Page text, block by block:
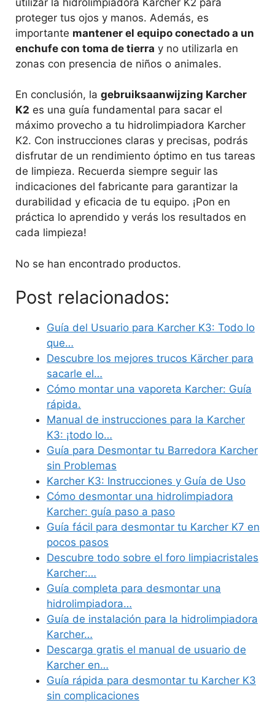
proteger tus ojos y manos. Además, es
importante mantener el equipo conectado a un
enchufe con toma de tierra y no utilizarla en
zonas con presencia de niños o animales.
En conclusión, la gebruiksaanwijzing Karcher
K2 es una guía fundamental para sacar el
máximo provecho a tu hidrolimpiadora Karcher
K2. Con instrucciones claras y precisas, podrás
disfrutar de un rendimiento óptimo en tus tareas
de limpieza. Recuerda siempre seguir las
indicaciones del fabricante para garantizar la
durabilidad y eficacia de tu equipo. ¡Pon en
práctica lo aprendido y verás los resultados en
cada limpieza!
No se han encontrado productos.
Post relacionados:
Guía del Usuario para Karcher K3: Todo lo
que…
Descubre los mejores trucos Kärcher para
sacarle el…
Cómo montar una vaporeta Karcher: Guía
rápida.
Manual de instrucciones para la Karcher
K3: ¡todo lo…
Guía para Desmontar tu Barredora Karcher
sin Problemas
Karcher K3: Instrucciones y Guía de Uso
Cómo desmontar una hidrolimpiadora
Karcher: guía paso a paso
Guía fácil para desmontar tu Karcher K7 en
pocos pasos
Descubre todo sobre el foro limpiacristales
Karcher:…
Guía completa para desmontar una
hidrolimpiadora…
Guía de instalación para la hidrolimpiadora
Karcher…
Descarga gratis el manual de usuario de
Karcher en…
Guía rápida para desmontar tu Karcher K3
sin complicaciones